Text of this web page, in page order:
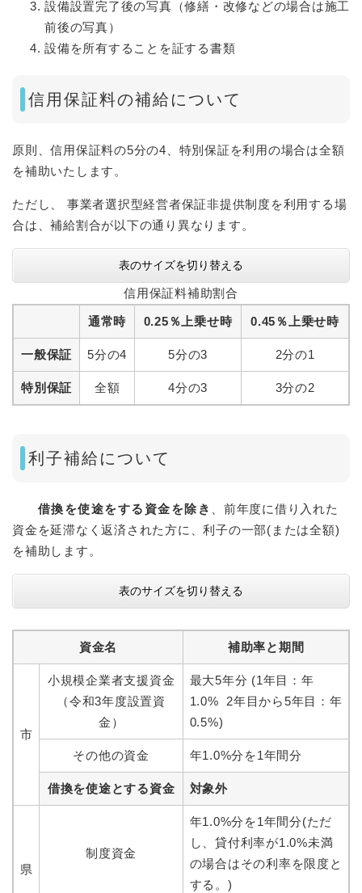
設備設置完了後の写真（修繕・改修などの場合は施工
前後の写真）
設備を所有することを証する書類
信用保証料の補給について
原則、信用保証料の5分の4、特別保証を利用の場合は全額
を補助いたします。
ただし、 事業者選択型経営者保証非提供制度を利用する場
合は、補給割合が以下の通り異なります。
表のサイズを切り替える
信用保証料補助割合
通常時 0.25％上乗せ時 0.45％上乗せ時
一般保証 5分の4 5分の3 2分の1
特別保証 全額 4分の3 3分の2
利子補給について
借換を使途をする資金を除き
、前年度に借り入れた
資金を延滞なく返済された方に、利子の一部(または全額)
を補助します。
表のサイズを切り替える
資金名 補助率と期間
市
小規模企業者支援資金
（令和3年度設置資
金）
最大5年分 (1年目：年
1.0% 2年目から5年目：年
0.5%)
その他の資金 年1.0%分を1年間分
借換を使途とする資金 対象外
県
制度資金
年1.0%分を1年間分(ただ
し、貸付利率が1.0%未満
の場合はその利率を限度と
する。)